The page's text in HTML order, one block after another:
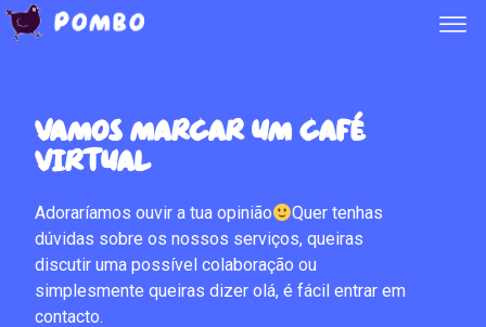
Vamos marcar um café
virtual
Adoraríamos ouvir a tua opinião
Quer tenhas
dúvidas sobre os nossos serviços, queiras
discutir uma possível colaboração ou
simplesmente queiras dizer olá, é fácil entrar em
contacto.